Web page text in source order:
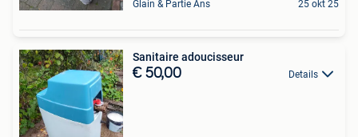
Glain & Partie Ans 25 okt 25
Sanitaire adoucisseur
€ 50,00 Details